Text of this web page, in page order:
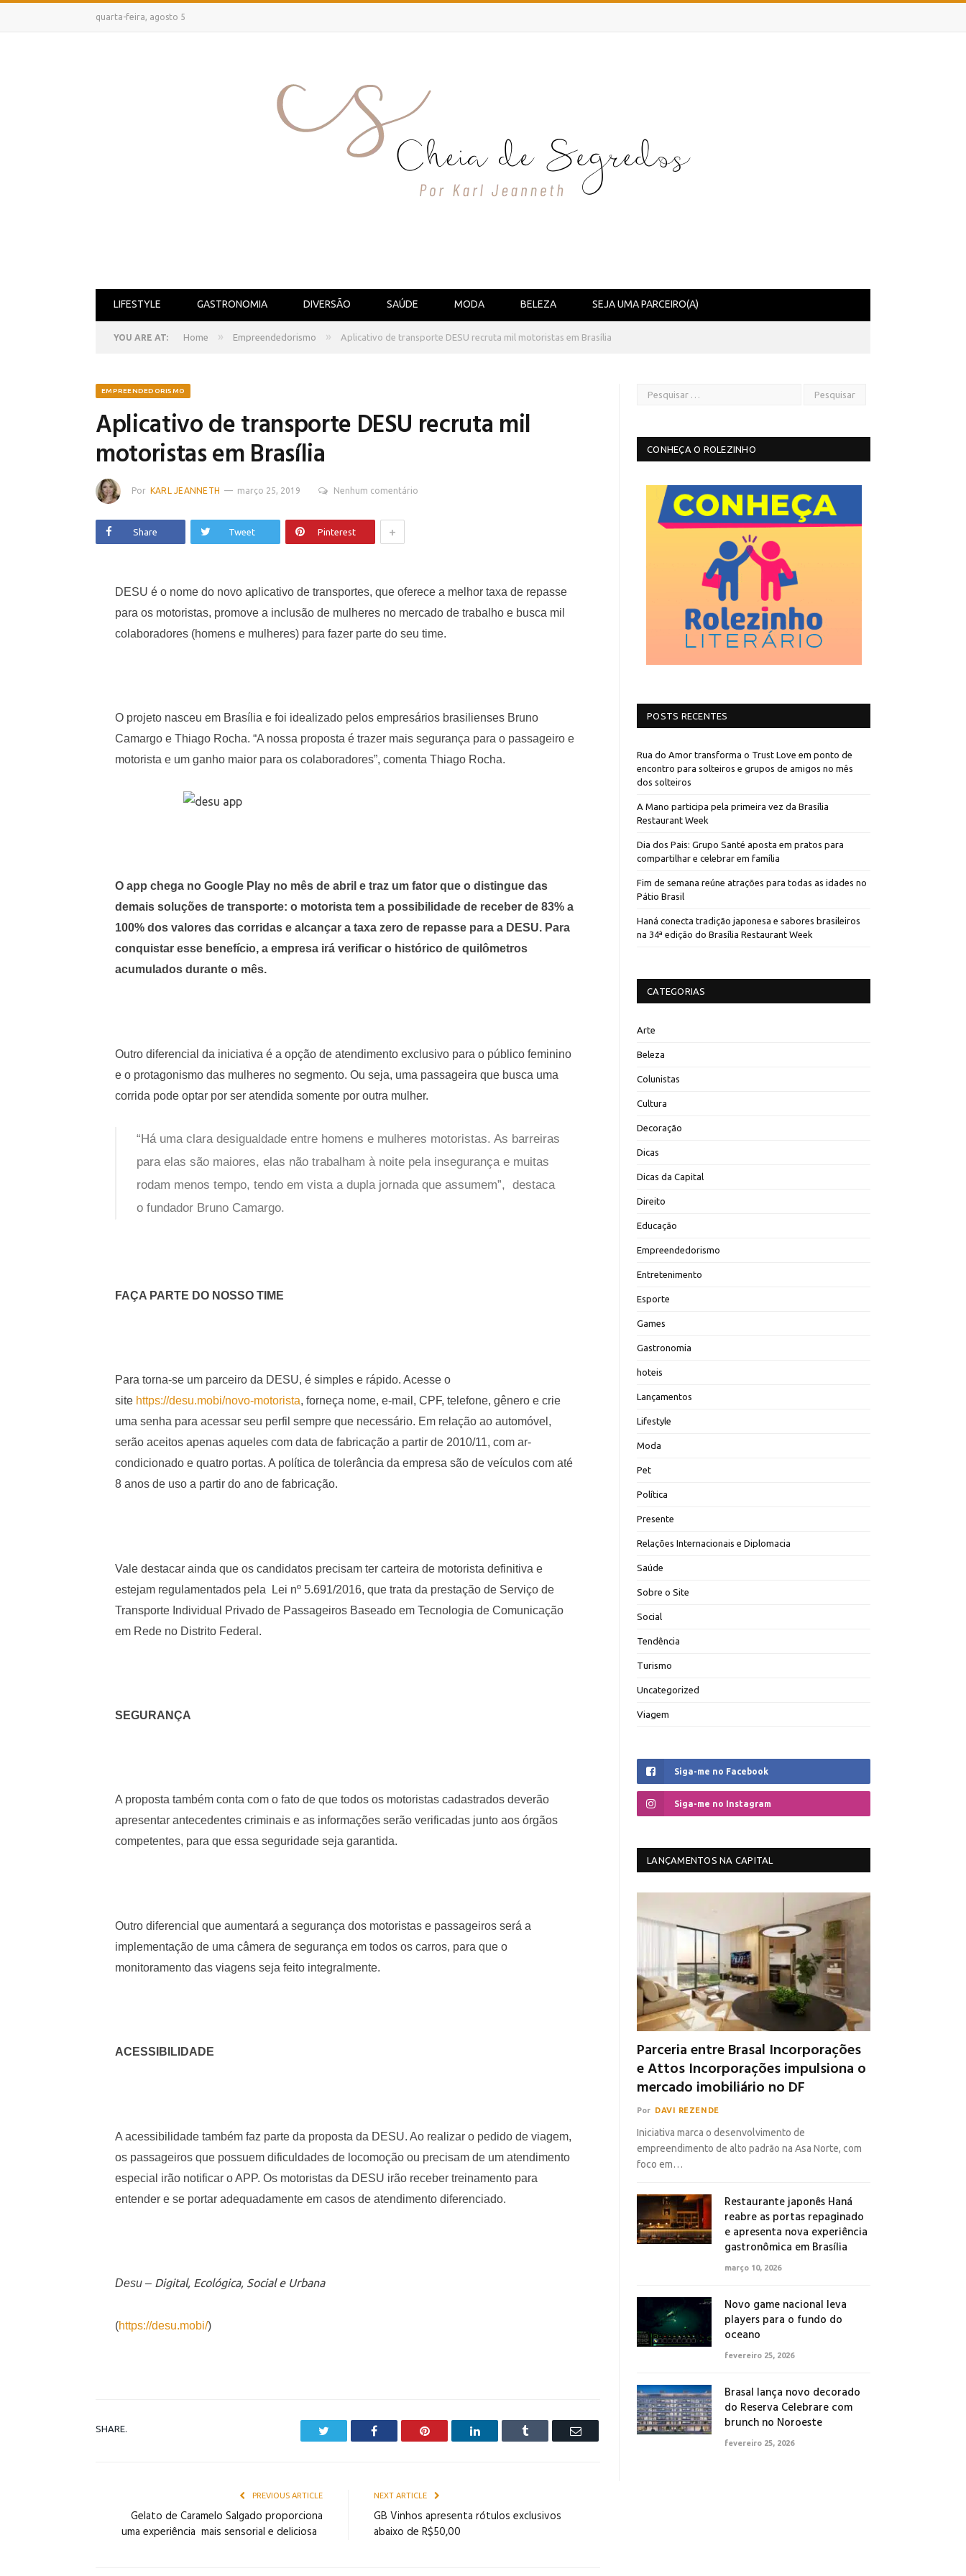
quarta-feira, agosto 5
LIFESTYLE GASTRONOMIA DIVERSÃO SAÚDE MODA BELEZA SEJA UMA PARCEIRO(A)
YOU ARE AT: Home » Empreendedorismo » Aplicativo de transporte DESU recruta mil motoristas em Brasília
EMPREENDEDORISMO
Aplicativo de transporte DESU recruta mil
motoristas em Brasília
Por KARL JEANNETH março 25, 2019 Nenhum comentário
Share Tweet Pinterest +
DESU é o nome do novo aplicativo de transportes, que oferece a melhor taxa de repasse
para os motoristas, promove a inclusão de mulheres no mercado de trabalho e busca mil
colaboradores (homens e mulheres) para fazer parte do seu time.
O projeto nasceu em Brasília e foi idealizado pelos empresários brasilienses Bruno
Camargo e Thiago Rocha. “A nossa proposta é trazer mais segurança para o passageiro e
motorista e um ganho maior para os colaboradores”, comenta Thiago Rocha.
O app chega no Google Play no mês de abril e traz um fator que o distingue das
demais soluções de transporte: o motorista tem a possibilidade de receber de 83% a
100% dos valores das corridas e alcançar a taxa zero de repasse para a DESU. Para
conquistar esse benefício, a empresa irá verificar o histórico de quilômetros
acumulados durante o mês.
Outro diferencial da iniciativa é a opção de atendimento exclusivo para o público feminino
e o protagonismo das mulheres no segmento. Ou seja, uma passageira que busca uma
corrida pode optar por ser atendida somente por outra mulher.
“Há uma clara desigualdade entre homens e mulheres motoristas. As barreiras
para elas são maiores, elas não trabalham à noite pela insegurança e muitas
rodam menos tempo, tendo em vista a dupla jornada que assumem”, destaca
o fundador Bruno Camargo.
FAÇA PARTE DO NOSSO TIME
Para torna-se um parceiro da DESU, é simples e rápido. Acesse o
site https://desu.mobi/novo-motorista, forneça nome, e-mail, CPF, telefone, gênero e crie
uma senha para acessar seu perfil sempre que necessário. Em relação ao automóvel,
serão aceitos apenas aqueles com data de fabricação a partir de 2010/11, com ar-
condicionado e quatro portas. A política de tolerância da empresa são de veículos com até
8 anos de uso a partir do ano de fabricação.
Vale destacar ainda que os candidatos precisam ter carteira de motorista definitiva e
estejam regulamentados pela Lei nº 5.691/2016, que trata da prestação de Serviço de
Transporte Individual Privado de Passageiros Baseado em Tecnologia de Comunicação
em Rede no Distrito Federal.
SEGURANÇA
A proposta também conta com o fato de que todos os motoristas cadastrados deverão
apresentar antecedentes criminais e as informações serão verificadas junto aos órgãos
competentes, para que essa seguridade seja garantida.
Outro diferencial que aumentará a segurança dos motoristas e passageiros será a
implementação de uma câmera de segurança em todos os carros, para que o
monitoramento das viagens seja feito integralmente.
ACESSIBILIDADE
A acessibilidade também faz parte da proposta da DESU. Ao realizar o pedido de viagem,
os passageiros que possuem dificuldades de locomoção ou precisam de um atendimento
especial irão notificar o APP. Os motoristas da DESU irão receber treinamento para
entender e se portar adequadamente em casos de atendimento diferenciado.
Desu – Digital, Ecológica, Social e Urbana
(https://desu.mobi/)
SHARE. Facebook Pinterest LinkedIn Tumblr Email
PREVIOUS ARTICLE
Gelato de Caramelo Salgado proporciona
uma experiência mais sensorial e deliciosa
NEXT ARTICLE
GB Vinhos apresenta rótulos exclusivos
abaixo de R$50,00
CONHEÇA O ROLEZINHO
POSTS RECENTES
Rua do Amor transforma o Trust Love em ponto de
encontro para solteiros e grupos de amigos no mês
dos solteiros
A Mano participa pela primeira vez da Brasília
Restaurant Week
Dia dos Pais: Grupo Santé aposta em pratos para
compartilhar e celebrar em família
Fim de semana reúne atrações para todas as idades no
Pátio Brasil
Haná conecta tradição japonesa e sabores brasileiros
na 34ª edição do Brasília Restaurant Week
CATEGORIAS
Arte
Beleza
Colunistas
Cultura
Decoração
Dicas
Dicas da Capital
Direito
Educação
Empreendedorismo
Entretenimento
Esporte
Games
Gastronomia
hoteis
Lançamentos
Lifestyle
Moda
Pet
Política
Presente
Relações Internacionais e Diplomacia
Saúde
Sobre o Site
Social
Tendência
Turismo
Uncategorized
Viagem
Siga-me no Facebook
Siga-me no Instagram
LANÇAMENTOS NA CAPITAL
Parceria entre Brasal Incorporações
e Attos Incorporações impulsiona o
mercado imobiliário no DF
Por DAVI REZENDE
Iniciativa marca o desenvolvimento de
empreendimento de alto padrão na Asa Norte, com
foco em…
Restaurante japonês Haná
reabre as portas repaginado
e apresenta nova experiência
gastronômica em Brasília
março 10, 2026
Novo game nacional leva
players para o fundo do
oceano
fevereiro 25, 2026
Brasal lança novo decorado
do Reserva Celebrare com
brunch no Noroeste
fevereiro 25, 2026